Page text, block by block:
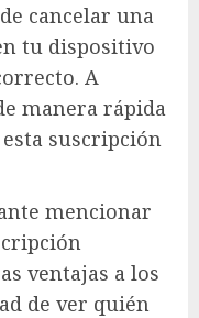
cancelar una
tu dispositivo
A
manera rápida
suscripción
mencionar
ventajas a los
de ver quién